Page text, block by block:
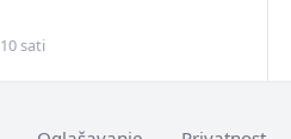
10 sati